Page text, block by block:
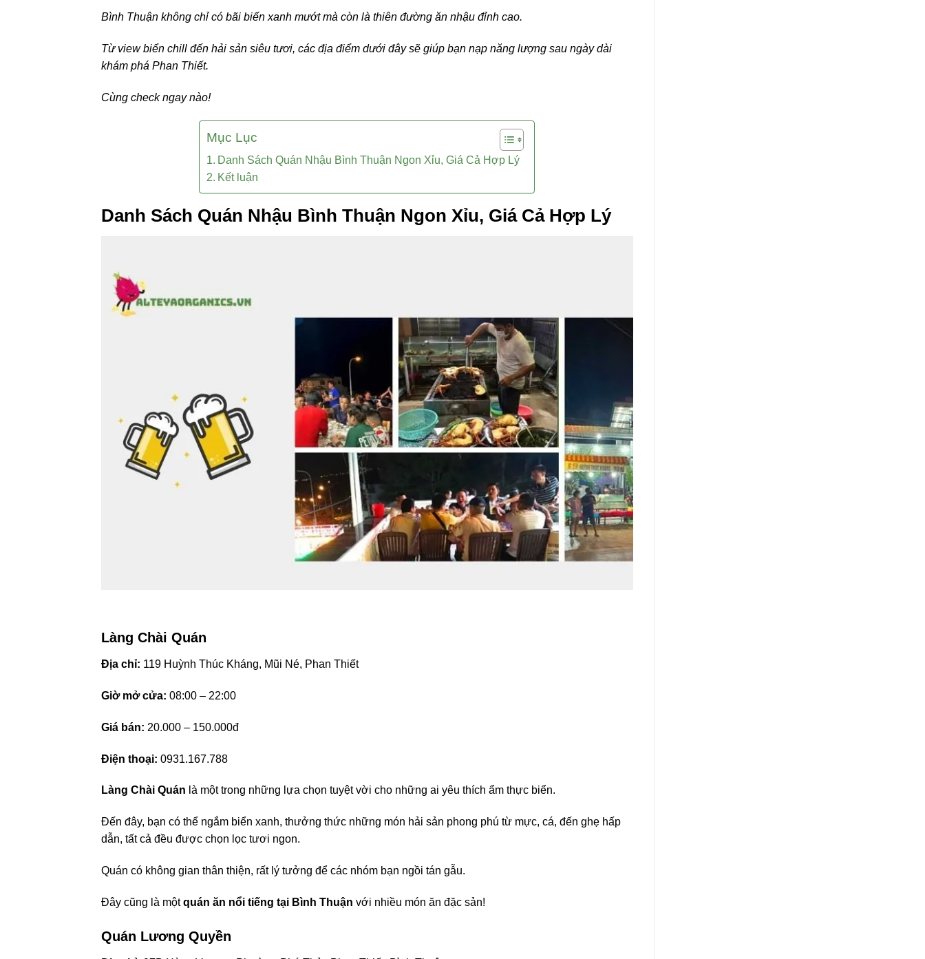
Bình Thuận không chỉ có bãi biển xanh mướt mà còn là thiên đường ăn nhậu đỉnh cao.
Từ view biển chill đến hải sản siêu tươi, các địa điểm dưới đây sẽ giúp bạn nạp năng lượng sau ngày dài
khám phá Phan Thiết.
Cùng check ngay nào!
Mục Lục
Danh Sách Quán Nhậu Bình Thuận Ngon Xỉu, Giá Cả Hợp Lý
Kết luận
Danh Sách Quán Nhậu Bình Thuận Ngon Xỉu, Giá Cả Hợp Lý
Làng Chài Quán
Địa chỉ: 119 Huỳnh Thúc Kháng, Mũi Né, Phan Thiết
Giờ mở cửa: 08:00 – 22:00
Giá bán: 20.000 – 150.000đ
Điện thoại: 0931.167.788
Làng Chài Quán là một trong những lựa chọn tuyệt vời cho những ai yêu thích ẩm thực biển.
Đến đây, bạn có thể ngắm biển xanh, thưởng thức những món hải sản phong phú từ mực, cá, đến ghẹ hấp
dẫn, tất cả đều được chọn lọc tươi ngon.
Quán có không gian thân thiện, rất lý tưởng để các nhóm bạn ngồi tán gẫu.
Đây cũng là mộtquán ăn nổi tiếng tại Bình Thuận với nhiều món ăn đặc sản!
Quán Lương Quyền